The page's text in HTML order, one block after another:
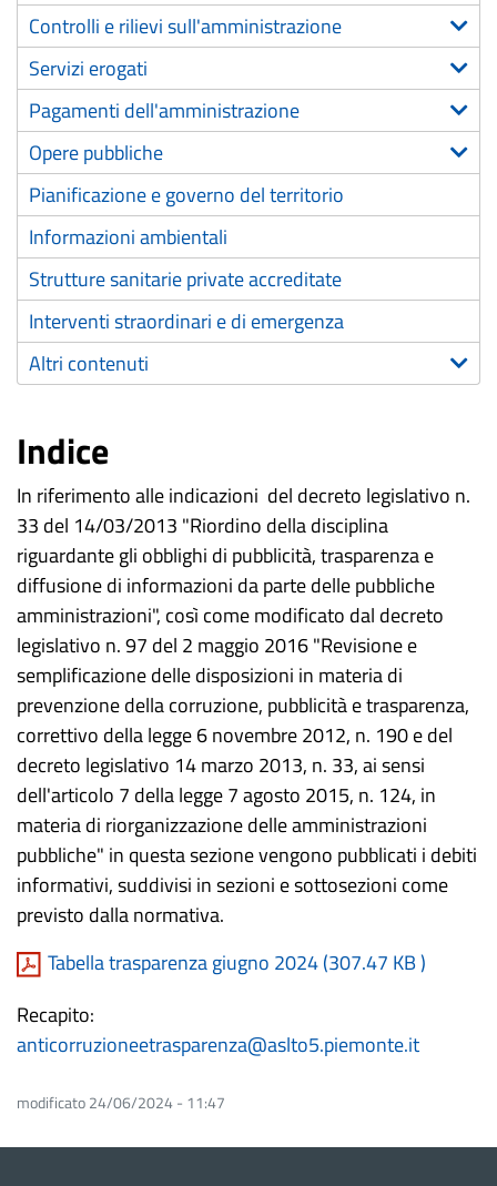
Indice
In riferimento alle indicazioni del decreto legislativo n.
33 del 14/03/2013 "Riordino della disciplina
riguardante gli obblighi di pubblicità, trasparenza e
diffusione di informazioni da parte delle pubbliche
amministrazioni", così come modificato dal decreto
legislativo n. 97 del 2 maggio 2016"Revisione e
semplificazione delle disposizioni in materia di
prevenzione della corruzione, pubblicità e trasparenza,
correttivo della legge6 novembre 2012, n. 190 e del
decreto legislativo 14 marzo 2013, n. 33, ai sensi
dell'articolo 7 della legge7 agosto 2015, n. 124, in
materia di riorganizzazione delle amministrazioni
pubbliche" in questa sezione vengono pubblicati i debiti
informativi, suddivisi in sezioni e sottosezioni come
previsto dalla normativa.
Tabella trasparenza giugno 2024 (307.47 KB)
Recapito:
anticorruzioneetrasparenza@aslto5.piemonte.it
Controlli e rilievi sull'amministrazione
Servizi erogati
Pagamenti dell'amministrazione
Opere pubbliche
Pianificazione e governo del territorio
Informazioni ambientali
Strutture sanitarie private accreditate
Interventi straordinari e di emergenza
Altri contenuti
modificato 24/06/2024 - 11:47